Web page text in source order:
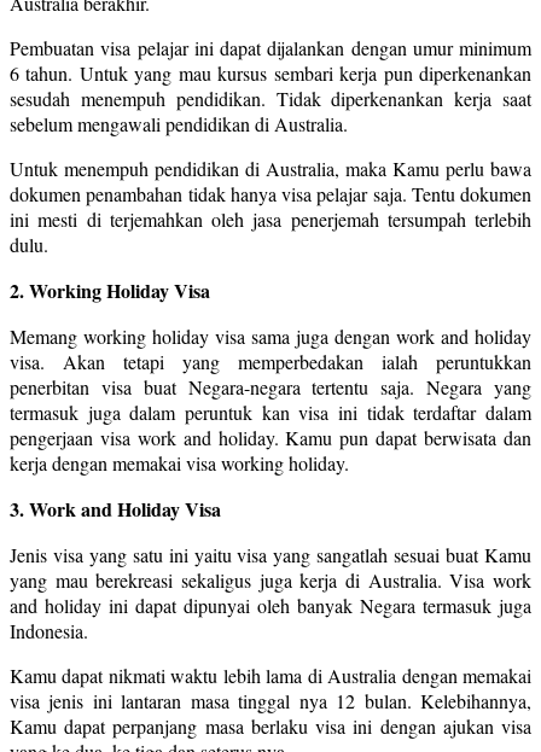
Pembuatan visa pelajar ini dapat dijalankan dengan umur minimum
6 tahun. Untuk yang mau kursus sembari kerja pun diperkenankan
sesudah menempuh pendidikan. Tidak diperkenankan kerja saat
sebelum mengawali pendidikan di Australia.
Untuk menempuh pendidikan di Australia, maka Kamu perlu bawa
dokumen penambahan tidak hanya visa pelajar saja. Tentu dokumen
ini mesti di terjemahkan oleh jasa penerjemah tersumpah terlebih
dulu.
2. Working Holiday Visa
Memang working holiday visa sama juga dengan work and holiday
visa. Akan tetapi yang memperbedakan ialah peruntukkan
penerbitan visa buat Negara-negara tertentu saja. Negara yang
termasuk juga dalam peruntuk kan visa ini tidak terdaftar dalam
pengerjaan visa work and holiday. Kamu pun dapat berwisata dan
kerja dengan memakai visa working holiday.
3. Work and Holiday Visa
Jenis visa yang satu ini yaitu visa yang sangatlah sesuai buat Kamu
yang mau berekreasi sekaligus juga kerja di Australia. Visa work
and holiday ini dapat dipunyai oleh banyak Negara termasuk juga
Indonesia.
Kamu dapat nikmati waktu lebih lama di Australia dengan memakai
visa jenis ini lantaran masa tinggal nya 12 bulan. Kelebihannya,
Kamu dapat perpanjang masa berlaku visa ini dengan ajukan visa